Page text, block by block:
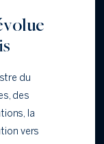
du
des
la
vers